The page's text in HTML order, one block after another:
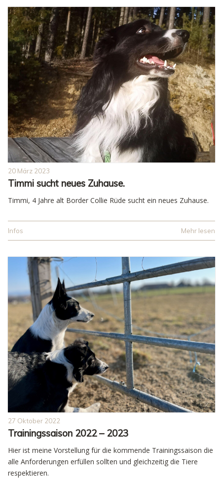
20 März 2023
Timmi sucht neues Zuhause.
Timmi, 4 Jahre alt Border Collie Rüde sucht ein neues Zuhause.
Infos Mehr lesen
27 Oktober 2022
Trainingssaison 2022 – 2023
Hier ist meine Vorstellung für die kommende Trainingssaison die
alle Anforderungen erfüllen sollten und gleichzeitig die Tiere
respektieren.